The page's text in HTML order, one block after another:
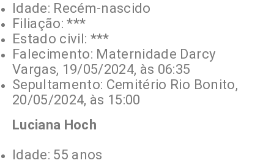
Idade: Recém-nascido
Filiação: ***
Estado civil: ***
Falecimento: Maternidade Darcy
Vargas, 19/05/2024, às 06:35
Sepultamento: Cemitério Rio Bonito,
20/05/2024, às 15:00
Luciana Hoch
Idade: 55 anos